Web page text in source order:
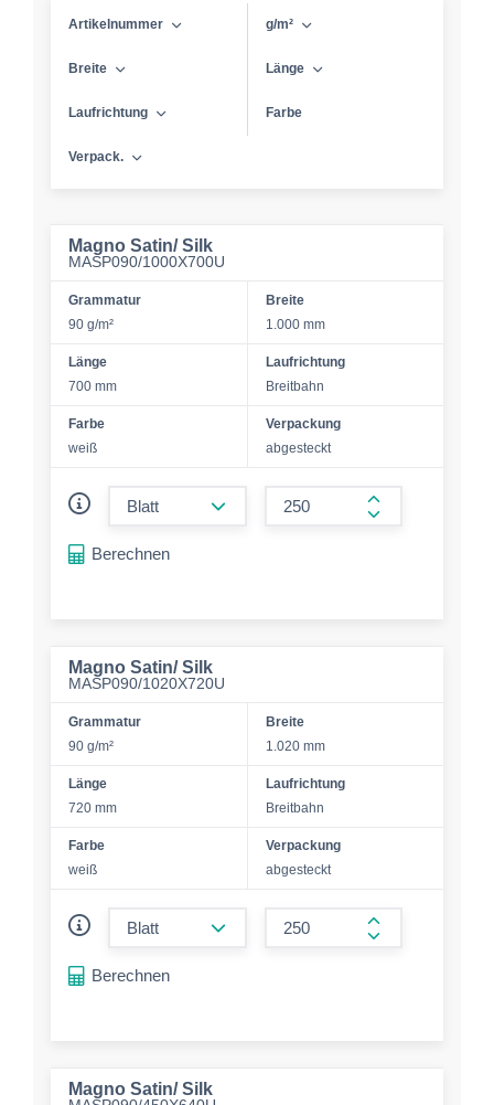
Artikelnummer g/m²
Breite Länge
Laufrichtung Farbe
Verpack.
Magno Satin/ Silk
MASP090/1000X700U
Grammatur
90 g/m²
Breite
1.000 mm
Länge
700 mm
Laufrichtung
Breitbahn
Farbe
weiß
Verpackung
abgesteckt
form.increase-
Berechnen
Magno Satin/ Silk
MASP090/1020X720U
Grammatur
90 g/m²
Breite
1.020 mm
Länge
720 mm
Laufrichtung
Breitbahn
Farbe
weiß
Verpackung
abgesteckt
form.increase-
Berechnen
Magno Satin/ Silk